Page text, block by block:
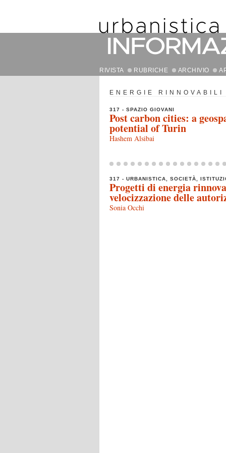
RIVISTA RUBRICHE ARCHIVIO
ENERGIE RINNOVABILI
317 - SPAZIO GIOVANI
Post carbon cities: a
potential of Turin
Hashem Alsibai
317 - URBANISTICA, SOCIETÀ,
Progetti di energia
velocizzazione delle
Sonia Occhi